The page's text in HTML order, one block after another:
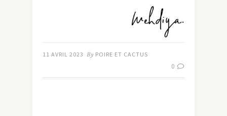
11 AVRIL 2023 By POIRE ET CACTUS
0